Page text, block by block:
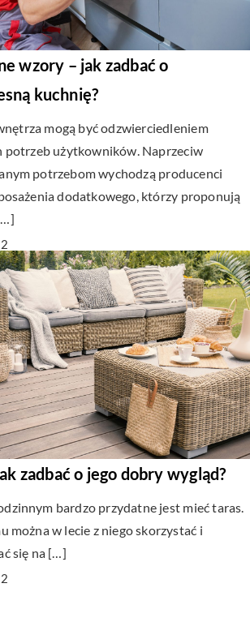
wzory – jak zadbać o
kuchnię?
mogą być odzwierciedleniem
potrzeb użytkowników. Naprzeciw
potrzebom wychodzą producenci
dodatkowego, którzy proponują
zadbać o jego dobry wygląd?
bardzo przydatne jest mieć taras.
można w lecie z niego skorzystać i
się na […]